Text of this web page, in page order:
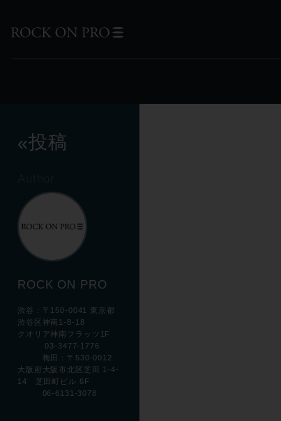
«投稿
ROCK ON PRO
渋谷：〒150-0041 東京都
渋谷区神南1-8-18
クオリア神南フラッツ1F
03-3477-1776
梅田：〒530-0012
大阪府大阪市北区芝田 1-4-
14 芝田町ビル 6F
06-6131-3078